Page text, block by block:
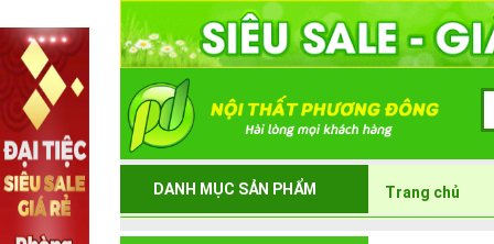
DANH MỤC SẢN PHẨM Trang chủ